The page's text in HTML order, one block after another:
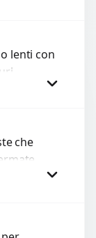
lenti con
dati e una
che
di